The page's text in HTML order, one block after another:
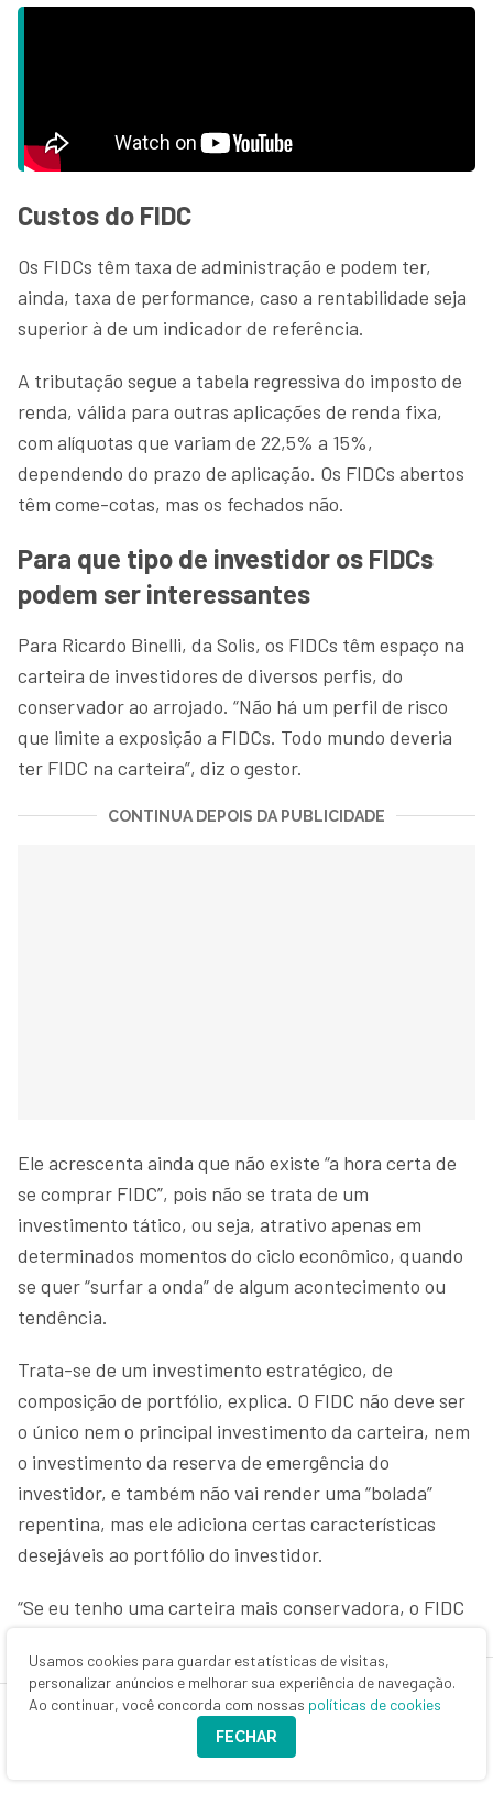
Custos do FIDC
Os FIDCs têm taxa de administração e podem ter,
ainda, taxa de performance, caso a rentabilidade seja
superior à de um indicador de referência.
A tributação segue a tabela regressiva do imposto de
renda, válida para outras aplicações de renda fixa,
com alíquotas que variam de 22,5% a 15%,
dependendo do prazo de aplicação. Os FIDCs abertos
têm come-cotas, mas os fechados não.
Para que tipo de investidor os FIDCs
podem ser interessantes
Para Ricardo Binelli, da Solis, os FIDCs têm espaço na
carteira de investidores de diversos perfis, do
conservador ao arrojado. “Não há um perfil de risco
que limite a exposição a FIDCs. Todo mundo deveria
ter FIDC na carteira”, diz o gestor.
CONTINUA DEPOIS DA PUBLICIDADE
Ele acrescenta ainda que não existe “a hora certa de
se comprar FIDC”, pois não se trata de um
investimento tático, ou seja, atrativo apenas em
determinados momentos do ciclo econômico, quando
se quer “surfar a onda” de algum acontecimento ou
tendência.
Trata-se de um investimento estratégico, de
composição de portfólio, explica. O FIDC não deve ser
o único nem o principal investimento da carteira, nem
o investimento da reserva de emergência do
investidor, e também não vai render uma “bolada”
repentina, mas ele adiciona certas características
desejáveis ao portfólio do investidor.
“Se eu tenho uma carteira mais conservadora, o FIDC
já se eu sou um investidor arrojado, ele reduz a
volatilidade da carteira sem comprometer o retorno”,
Usamos cookies para guardar estatísticas de visitas,
personalizar anúncios e melhorar sua experiência de navegação.
Ao continuar, você concorda com nossas políticas de cookies
FECHAR